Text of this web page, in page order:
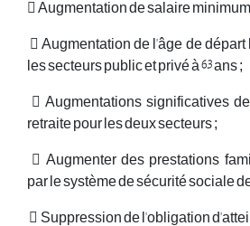
 Augmentation de salaire minimum
 Augmentation de l'âge de
les secteurs public et privé à 63 ans ;
 Augmentations significatives
retraite pour les deux secteurs ;
 Augmenter des prestations
par le système de sécurité sociale de
 Suppression de l'obligation